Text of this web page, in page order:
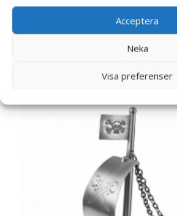
Acceptera
Neka
Visa preferenser
Kategori: Doppresenter
Relaterade produkter